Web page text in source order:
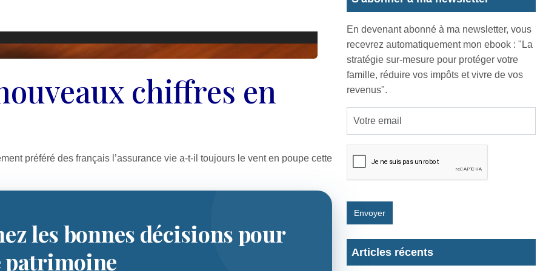
chiffres en
préféré des français l’assurance vie a-t-il toujours le vent en poupe cette
les bonnes décisions pour
patrimoine
En devenant abonné à ma newsletter, vous
recevrez automatiquement mon ebook : "La
stratégie sur-mesure pour protéger votre
famille, réduire vos impôts et vivre de vos
revenus".
Envoyer
Articles récents